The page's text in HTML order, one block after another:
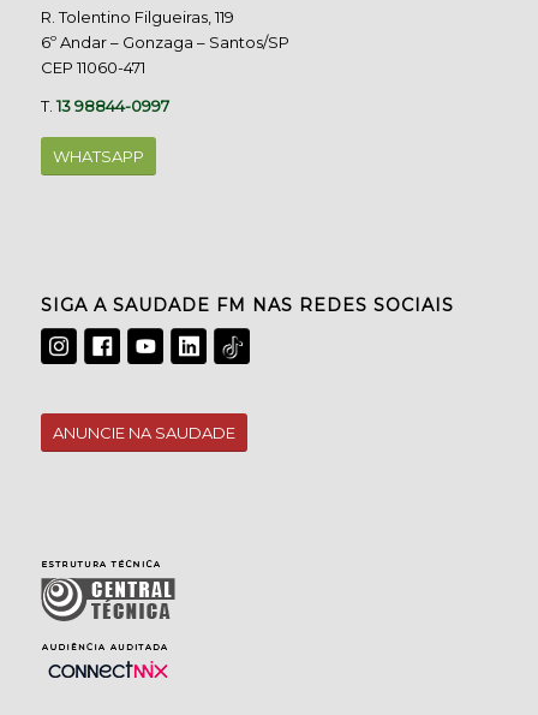
R. Tolentino Filgueiras, 119
6º Andar – Gonzaga – Santos/SP
CEP 11060-471
T.13 98844-0997
WHATSAPP
SIGA A SAUDADE FM NAS REDES SOCIAIS
ANUNCIE NA SAUDADE